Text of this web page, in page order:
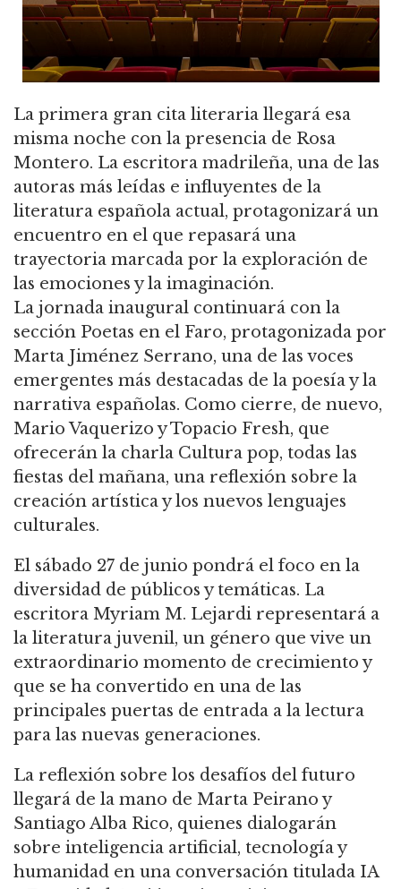
La primera gran cita literaria llegará esa
misma noche con la presencia de Rosa
Montero. La escritora madrileña, una de las
autoras más leídas e influyentes de la
literatura española actual, protagonizará un
encuentro en el que repasará una
trayectoria marcada por la exploración de
las emociones y la imaginación.
La jornada inaugural continuará con la
sección Poetas en el Faro, protagonizada por
Marta Jiménez Serrano, una de las voces
emergentes más destacadas de la poesía y la
narrativa españolas. Como cierre, de nuevo,
Mario Vaquerizo y Topacio Fresh, que
ofrecerán la charla Cultura pop, todas las
fiestas del mañana, una reflexión sobre la
creación artística y los nuevos lenguajes
culturales.
El sábado 27 de junio pondrá el foco en la
diversidad de públicos y temáticas. La
escritora Myriam M. Lejardi representará a
la literatura juvenil, un género que vive un
extraordinario momento de crecimiento y
que se ha convertido en una de las
principales puertas de entrada a la lectura
para las nuevas generaciones.
La reflexión sobre los desafíos del futuro
llegará de la mano de Marta Peirano y
Santiago Alba Rico, quienes dialogarán
sobre inteligencia artificial, tecnología y
humanidad en una conversación titulada IA